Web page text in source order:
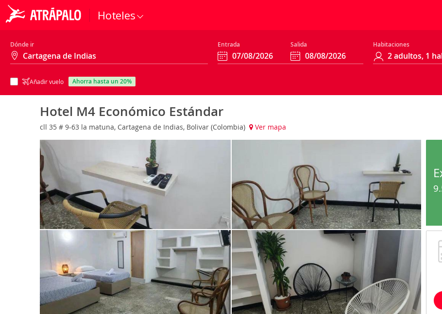
Hoteles
Dónde ir Entrada Salida Habitaciones
Añadir vuelo ahorra hasta un 20%
Hotel M4 Económico Estándar
cll 35 # 9-63 la matuna, Cartagena de Indias, Bolivar (Colombia) Ver mapa